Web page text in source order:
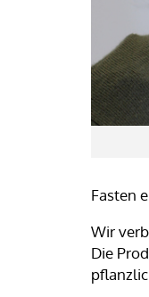
Fasten
Wir
Die